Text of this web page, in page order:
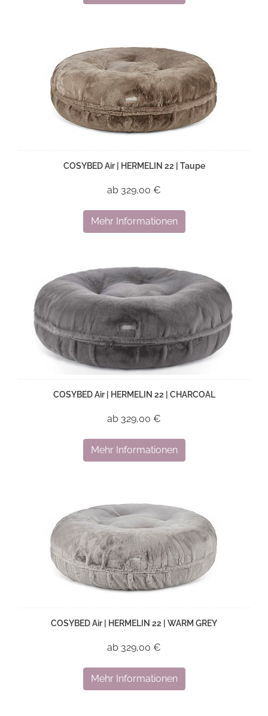
COSYBED Air | HERMELIN 22 | Taupe
ab 329,00 €
Mehr Informationen
COSYBED Air | HERMELIN 22 | CHARCOAL
ab 329,00 €
Mehr Informationen
COSYBED Air | HERMELIN 22 | WARM GREY
ab 329,00 €
Mehr Informationen